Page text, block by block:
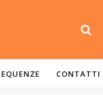
CONTATTI